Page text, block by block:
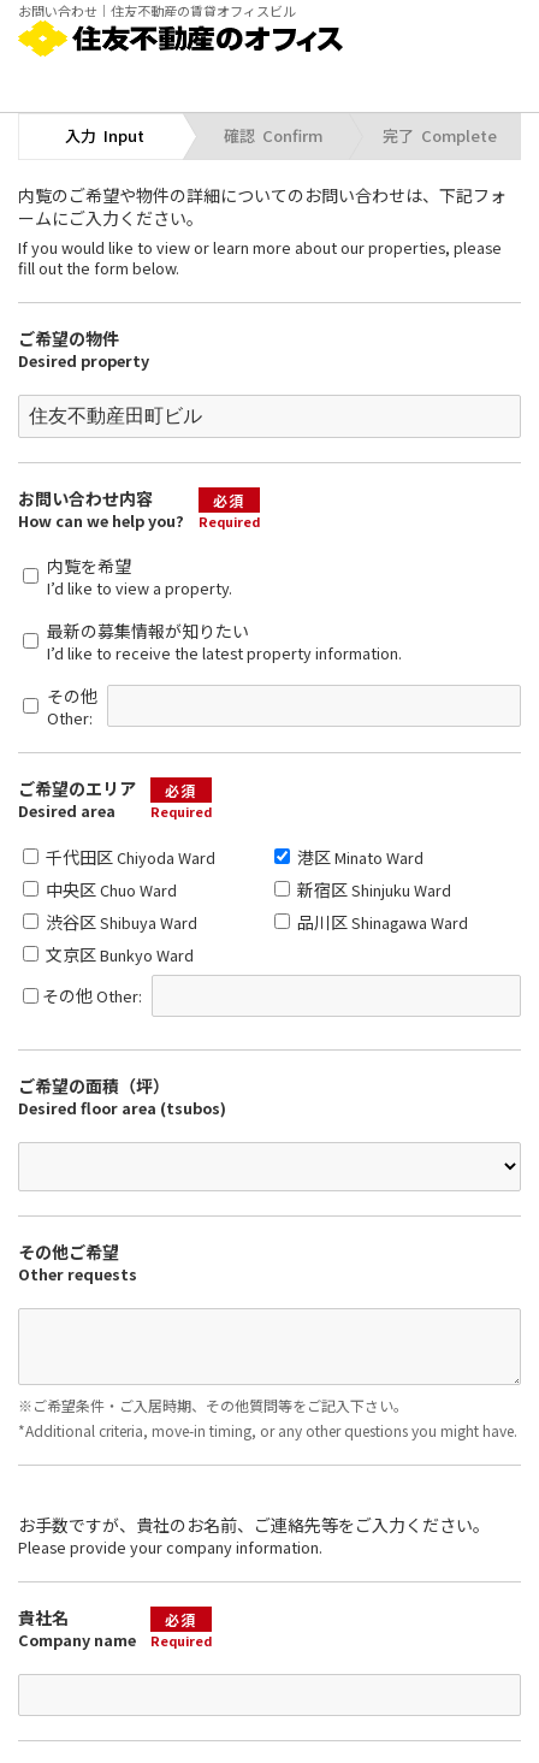
お問い合わせ｜住友不動産の賃貸オフィスビル
入力  Input 確認  Confirm 完了  Complete
内覧のご希望や物件の詳細についてのお問い合わせは、下記フォ
ームにご入力ください。
If you would like to view or learn more about our properties, please
fill out the form below.
ご希望の物件
Desired property
お問い合わせ内容
How can we help you?
必須
Required
内覧を希望
I’d like to view a property.
最新の募集情報が知りたい
I’d like to receive the latest property information.
その他
Other:
ご希望のエリア
Desired area
必須
Required
千代田区Chiyoda Ward 港区Minato Ward
中央区Chuo Ward 新宿区Shinjuku Ward
渋谷区Shibuya Ward 品川区Shinagawa Ward
文京区Bunkyo Ward
その他Other:
ご希望の面積（坪）
Desired floor area (tsubos)
その他ご希望
Other requests
※ご希望条件・ご入居時期、その他質問等をご記入下さい。
*Additional criteria, move-in timing, or any other questions you might have.
お手数ですが、貴社のお名前、ご連絡先等をご入力ください。
Please provide your company information.
貴社名
Company name
必須
Required